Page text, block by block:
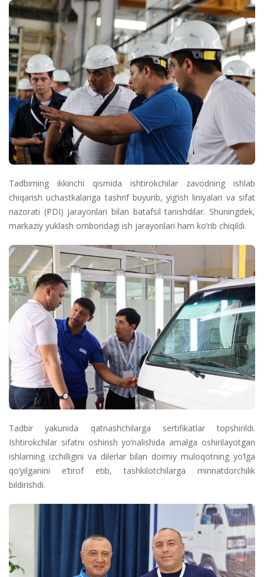
Tadbirning ikkinchi qismida ishtirokchilar zavodning ishlab
chiqarish uchastkalariga tashrif buyurib, yig‘ish liniyalari va sifat
nazorati (PDI) jarayonlari bilan batafsil tanishdilar. Shuningdek,
markaziy yuklash omboridagi ish jarayonlari ham ko‘rib chiqildi.
Tadbir yakunida qatnashchilarga sertifikatlar topshirildi.
Ishtirokchilar sifatni oshirish yo‘nalishida amalga oshirilayotgan
ishlarning izchilligini va dilerlar bilan doimiy muloqotning yo‘lga
qo‘yilganini e’tirof etib, tashkilotchilarga minnatdorchilik
bildirishdi.